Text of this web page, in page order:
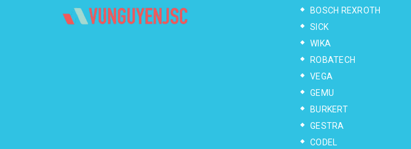
BOSCH REXROTH
SICK
WIKA
ROBATECH
VEGA
GEMU
BURKERT
GESTRA
CODEL